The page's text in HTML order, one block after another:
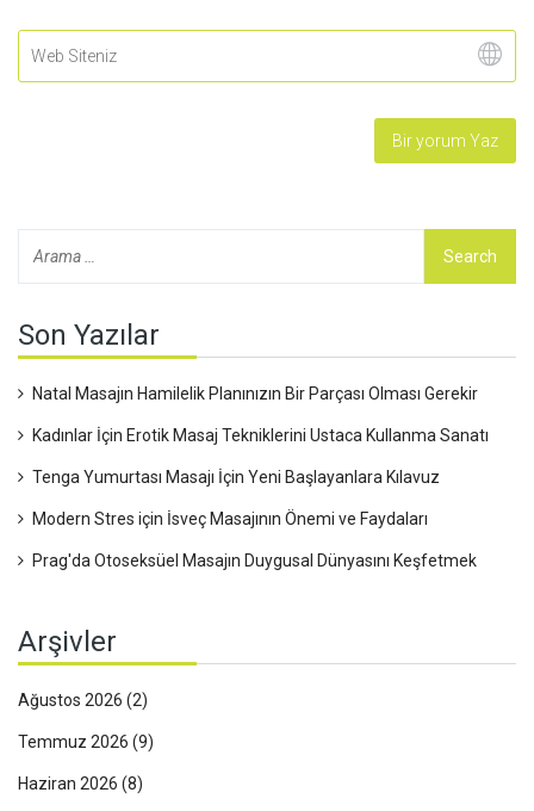
Son Yazılar
Natal Masajın Hamilelik Planınızın Bir Parçası Olması Gerekir
Kadınlar İçin Erotik Masaj Tekniklerini Ustaca Kullanma Sanatı
Tenga Yumurtası Masajı İçin Yeni Başlayanlara Kılavuz
Modern Stres için İsveç Masajının Önemi ve Faydaları
Prag'da Otoseksüel Masajın Duygusal Dünyasını Keşfetmek
Arşivler
Ağustos 2026 (2)
Temmuz 2026 (9)
Haziran 2026 (8)